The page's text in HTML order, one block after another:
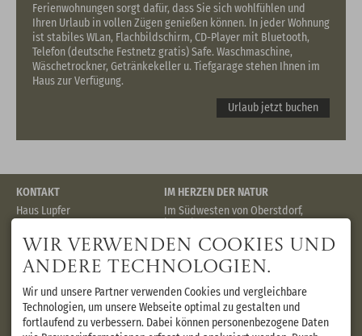
Ferienwohnungen sorgt dafür, dass Sie sich wohlfühlen und
Ihren Urlaub in vollen Zügen genießen können. In jeder Wohnung
ist stabiles WLan, Flachbildschirm, CD-Player mit Bluetooth,
Telefon (deutsche Festnetz gratis) Safe. Waschmaschine,
Wäschetrockner, Getränkekeller u. Tiefgarage stehen Ihnen im
Haus zur Verfügung.
Urlaub jetzt buchen
KONTAKT
Haus Lupfer
Reithallenweg 5 a
87561 Oberstdorf
DEUTSCHLAND
Mobil +49 176 87483585
info@haus-lupfer-
oberstdorf.de
IM HERZEN DER NATUR
Im Südwesten von Oberstdorf,
Haus Lupfer. Idealer
Ausgangspunkt für
Wanderungen, Radtouren und
Spaziergängen. Die
Langlaufloipe liegt in der Nähe.
Das Zentrum mit vielen
attraktiven
Einkaufsmöglichkeiten
Wir verwenden Cookies und
andere Technologien.
Wir und unsere Partner verwenden Cookies und vergleichbare
Technologien, um unsere Webseite optimal zu gestalten und
fortlaufend zu verbessern. Dabei können personenbezogene Daten